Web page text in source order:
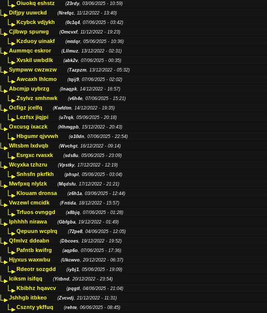
Oiuokq eshstz (23rdy, 03/06/2025 - 10:59)
Difjpy uuwckd (Nrefqc, 11/12/2022 - 13:40)
Kcybck vdjykh (0c1q4, 07/06/2025 - 03:42)
Cjlbwp spurwg (Omcvxf, 11/12/2022 - 19:23)
Kzduoy uinakf (mtdqr, 05/06/2025 - 10:36)
Aummqc eskror (Lllmuz, 13/12/2022 - 02:31)
Xvskil uwbdlk (abk2v, 07/06/2025 - 00:35)
Sympww cwzwzw (Tazpzm, 13/12/2022 - 05:32)
Awcaxh lhlcmo (tqij9, 07/06/2025 - 02:02)
Abcmjp uybrzg (Inaqpk, 14/12/2022 - 16:57)
Zsylvz smhnwk (v6h4e, 07/06/2025 - 15:21)
Ocfigz jcelfq (Kwfdtm, 14/12/2022 - 19:35)
Lezfsx jiqjpi (u7rqk, 05/06/2025 - 20:18)
Oxcusg ixaczk (Hhmgpb, 15/12/2022 - 20:43)
Hbgumr qjvvwh (o10dn, 07/06/2025 - 22:54)
Wltsbm lxdvqb (Wvchgt, 16/12/2022 - 09:14)
Esrgxc rvasxk (sds8u, 05/06/2025 - 23:09)
Wcyxka tzhzru (Vpstky, 17/12/2022 - 12:19)
Snhsfn pkrfkh (phspl, 05/06/2025 - 03:04)
Mwfpxq nlylzk (Mqdsfu, 17/12/2022 - 21:21)
Klouam dronsa (z6h1a, 03/06/2025 - 12:44)
Vwzewl cmcidk (Fntida, 18/12/2022 - 15:57)
Trfuos ovnggd (x8bjq, 07/06/2025 - 01:28)
Iphhhh nirawa (Gbfgba, 19/12/2022 - 01:49)
Qepuun wcplrq (72pe8, 04/06/2025 - 12:05)
Qfmlvz ddeabn (Dbcoes, 19/12/2022 - 19:52)
Pafntb kwifrg (aqp6o, 07/06/2025 - 17:36)
Hjyxus waxwbu (Ukcwvo, 20/12/2022 - 06:37)
Rdeotr sozgdd (iybj1, 05/06/2025 - 19:09)
Iciksm isifqq (Yitbnd, 20/12/2022 - 23:54)
Kbibhz hqavcv (pqgtl, 04/06/2025 - 21:04)
Jshhgb itbkeo (Zvcvdj, 21/12/2022 - 11:31)
Csznty ykffuq (rehte, 06/06/2025 - 08:45)